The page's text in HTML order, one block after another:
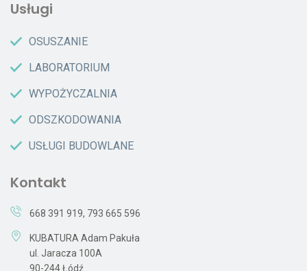
Usługi
OSUSZANIE
LABORATORIUM
WYPOŻYCZALNIA
ODSZKODOWANIA
USŁUGI BUDOWLANE
Kontakt
668 391 919, 793 665 596
KUBATURA Adam Pakuła
ul. Jaracza 100A
90-244 Łódź